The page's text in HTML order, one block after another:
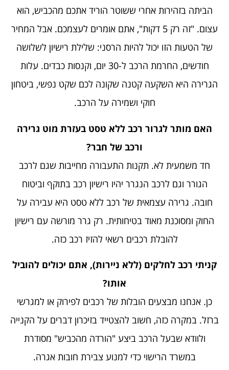
הביתה בזהירות אחרי ששוטר הוריד אתכם מהכביש, הוא
עצום. "זה רק 5 דקות", אתם אומרים לעצמכם. אבל המחיר
של הטעות הזו יכול להיות הרסני: שלילת רישיון לשלושה
חודשים, החרמת הרכב ל-30 יום, וקנסות כבדים. עלות
הגרירה היא השקעה קטנה שקונה לכם שקט נפשי, ביטחון
חוקי ושמירה על הרכב.
האם מותר לגרור רכב ללא טסט בעזרת מוט גרירה
ורכב של חבר?
חד משמעית לא. תקנות התעבורה מחייבות שגם לרכב
הגורר וגם לרכב הנגרר יהיו רישיון רכב בתוקף וביטוח
חובה. גרירה עצמאית של רכב ללא טסט היא עבירה על
החוק ומסוכנת מאוד בטיחותית. רק גרר מורשה עם רישיון
להובלת רכבים רשאי להזיז רכב כזה.
קניתי רכב לחלקים (ללא ניירות), אתם יכולים להוביל
אותו?
כן. אנחנו מבצעים הובלות של רכבים לפירוק או למגרשי
ברזל. במקרה כזה, חשוב להצטייד בזיכרון דברים על הקנייה
ולוודא שבעל הרכב ביצע "הורדה מהכביש" מסודרת
במשרד הרישוי כדי למנוע צבירת חובות אגרה.